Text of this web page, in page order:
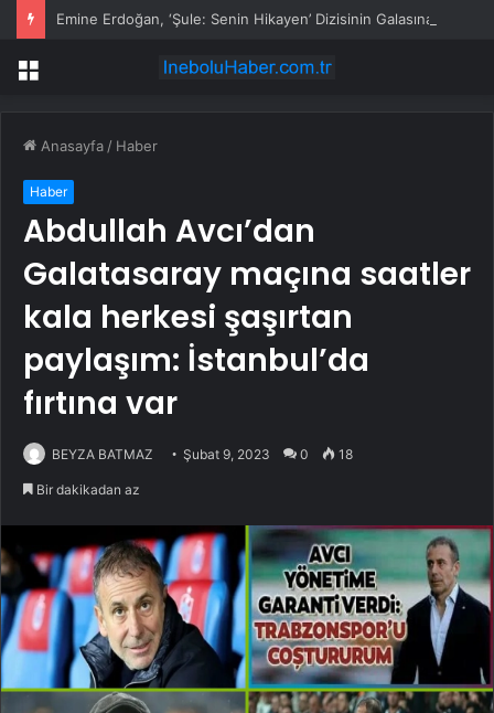
Menü
Anasayfa / Haber
Haber
Abdullah Avcı’dan
Galatasaray maçına saatler
kala herkesi şaşırtan
paylaşım: İstanbul’da
fırtına var
BEYZA BATMAZ Şubat 9, 2023 0 18
Bir dakikadan az